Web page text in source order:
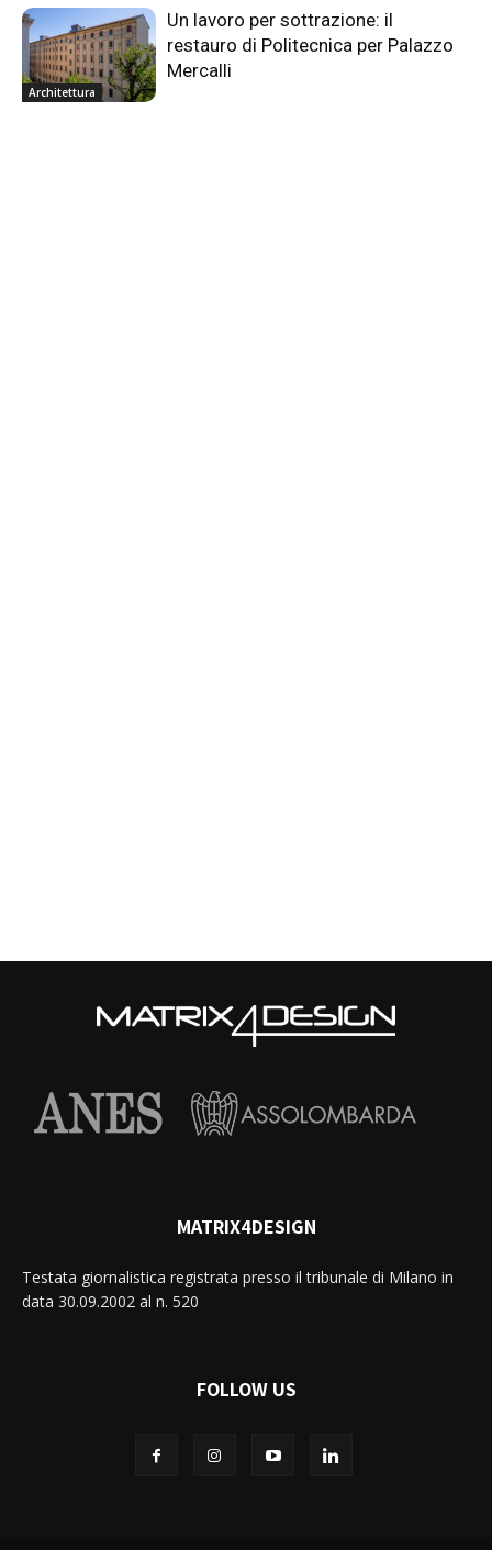
Architettura
Un lavoro per sottrazione: il
restauro di Politecnica per Palazzo
Mercalli
MATRIX4DESIGN
Testata giornalistica registrata presso il tribunale di Milano in
data 30.09.2002 al n. 520
FOLLOW US